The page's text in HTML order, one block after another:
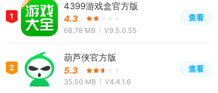
1
4399游戏盒官方版
4.3
68.78 MB V9.5.0.55
查看
2
葫芦侠官方版
5.3
35.50 MB V4.4.1.6
查看